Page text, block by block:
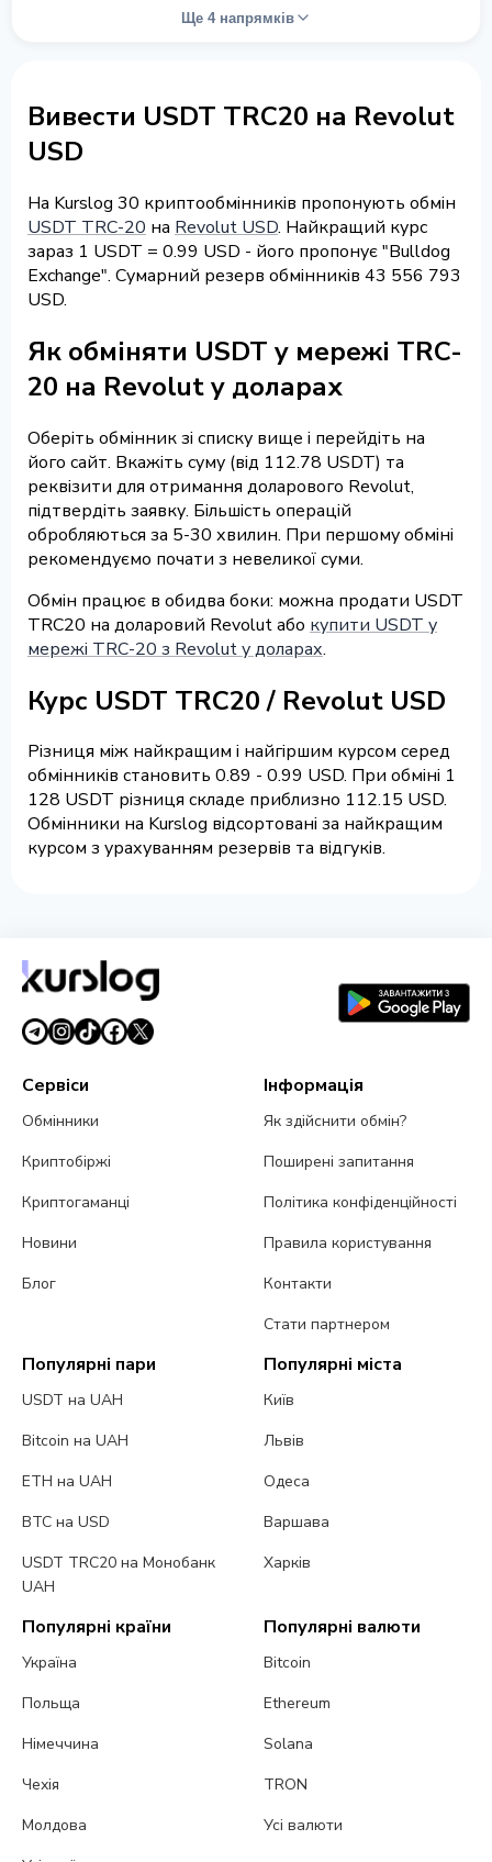
Ще 4 напрямків
Вивести USDT TRC20 на Revolut
USD
На Kurslog 30 криптообмінників пропонують обмін
USDT TRC-20 на Revolut USD. Найкращий курс
зараз 1 USDT = 0.99 USD - його пропонує "Bulldog
Exchange". Сумарний резерв обмінників 43 556 793
USD.
Як обміняти USDT у мережі TRC-
20 на Revolut у доларах
Оберіть обмінник зі списку вище і перейдіть на
його сайт. Вкажіть суму (від 112.78 USDT) та
реквізити для отримання доларового Revolut,
підтвердіть заявку. Більшість операцій
обробляються за 5-30 хвилин. При першому обміні
рекомендуємо почати з невеликої суми.
Обмін працює в обидва боки: можна продати USDT
TRC20 на доларовий Revolut або купити USDT у
мережі TRC-20 з Revolut у доларах.
Курс USDT TRC20 / Revolut USD
Різниця між найкращим і найгіршим курсом серед
обмінників становить 0.89 - 0.99 USD. При обміні 1
128 USDT різниця складе приблизно 112.15 USD.
Обмінники на Kurslog відсортовані за найкращим
курсом з урахуванням резервів та відгуків.
Сервіси
Обмінники
Криптобіржі
Криптогаманці
Новини
Блог
Інформація
Як здійснити обмін?
Поширені запитання
Політика конфіденційності
Правила користування
Контакти
Стати партнером
Популярні пари
USDT на UAH
Bitcoin на UAH
ETH на UAH
BTC на USD
USDT TRC20 на Монобанк
UAH
Популярні міста
Київ
Львів
Одеса
Варшава
Харків
Популярні країни
Україна
Польща
Німеччина
Чехія
Молдова
Популярні валюти
Bitcoin
Ethereum
Solana
TRON
Усі валюти